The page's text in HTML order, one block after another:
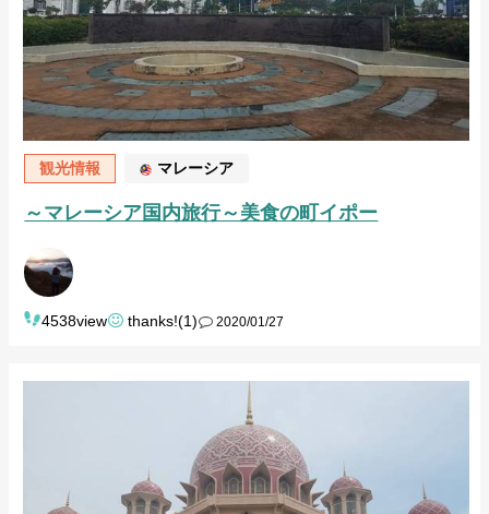
観光情報 マレーシア
～マレーシア国内旅行～美食の町イポー
4538view thanks!(1) 2020/01/27